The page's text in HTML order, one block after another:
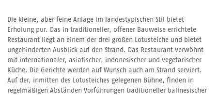
Die kleine, aber feine Anlage im landestypischen Stil bietet
Erholung pur. Das in traditioneller, offener Bauweise errichtete
Restaurant liegt an einem der drei großen Lotusteiche und bietet
ungehinderten Ausblick auf den Strand. Das Restaurant verwöhnt
mit internationaler, asiatischer, indonesischer und vegetarischer
Küche. Die Gerichte werden auf Wunsch auch am Strand serviert.
Auf der, inmitten des Lotusteiches gelegenen Bühne, finden in
regelmäßigen Abständen Vorführungen traditioneller balinesischer